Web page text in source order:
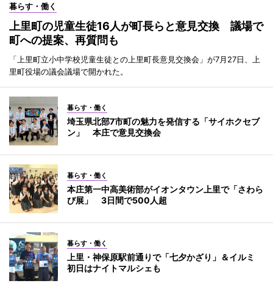
暮らす・働く
上里町の児童生徒16人が町長らと意見交換 議場で
町への提案、再質問も
「上里町立小中学校児童生徒との上里町長意見交換会」が7月27日、上
里町役場の議会議場で開かれた。
暮らす・働く
埼玉県北部7市町の魅力を発信する「サイホクセブ
ン」 本庄で意見交換会
暮らす・働く
本庄第一中高美術部がイオンタウン上里で「さわら
び展」 3日間で500人超
暮らす・働く
上里・神保原駅前通りで「七夕かざり」＆イルミ
初日はナイトマルシェも